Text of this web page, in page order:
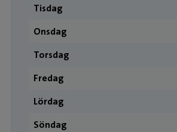
Tisdag
Onsdag
Torsdag
Fredag
Lördag
Söndag